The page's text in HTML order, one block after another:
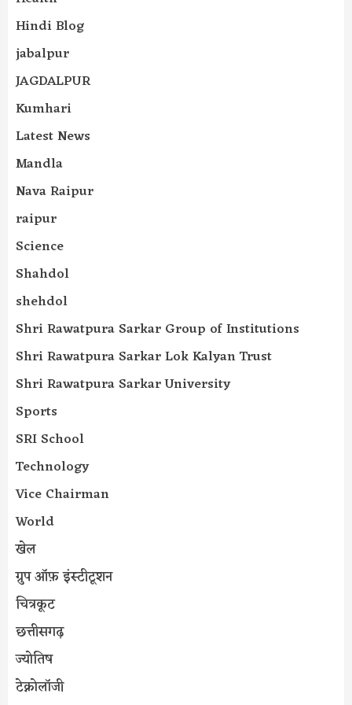
Hindi Blog
jabalpur
JAGDALPUR
Kumhari
Latest News
Mandla
Nava Raipur
raipur
Science
Shahdol
shehdol
Shri Rawatpura Sarkar Group of Institutions
Shri Rawatpura Sarkar Lok Kalyan Trust
Shri Rawatpura Sarkar University
Sports
SRI School
Technology
Vice Chairman
World
खेल
ग्रुप ऑफ़ इंस्टीटूशन
चित्रकूट
छत्तीसगढ़
ज्योतिष
टेक्नोलॉजी